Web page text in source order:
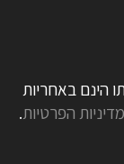
הינם באחריות
מדיניות הפרטיות.